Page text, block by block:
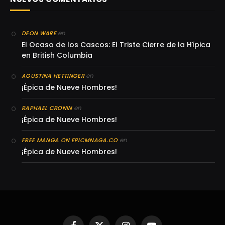
DEON WAREen
El Ocaso de los Cascos: El Triste Cierre de la Hípica
en British Columbia
AGUSTINA HETTINGERen
¡Épica de Nueve Hombres!
RAPHAEL CRONINen
¡Épica de Nueve Hombres!
FREE MANGA ON EPICMNAGA.COen
¡Épica de Nueve Hombres!